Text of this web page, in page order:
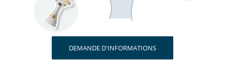
DEMANDE D'INFORMATIONS